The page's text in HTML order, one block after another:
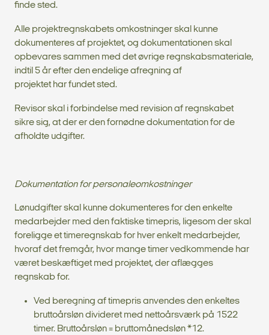
finde sted.
Alle projektregnskabets omkostninger skal kunne
dokumenteres af projektet, og dokumentationen skal
opbevares sammen med det øvrige regnskabsmateriale,
indtil 5 år efter den endelige afregning af
projektet har fundet sted.
Revisor skal i forbindelse med revision af regnskabet
sikre sig, at der er den fornødne dokumentation for de
afholdte udgifter.
Dokumentation for personaleomkostninger
Lønudgifter skal kunne dokumenteres for den enkelte
medarbejder med den faktiske timepris, ligesom der skal
foreligge et timeregnskab for hver enkelt medarbejder,
hvoraf det fremgår, hvor mange timer vedkommende har
været beskæftiget med projektet, der aflægges
regnskab for.
Ved beregning af timepris anvendes den enkeltes
bruttoårsløn divideret med nettoårsværk på 1522
timer. Bruttoårsløn = bruttomånedsløn *12.